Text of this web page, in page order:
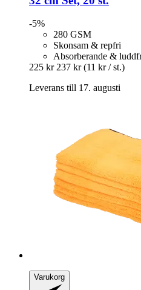
-5%
280 GSM
Skonsam & repfri
Absorberande &
225 kr 237 kr (11 kr / st.)
Leverans till 17. augusti
Varukorg